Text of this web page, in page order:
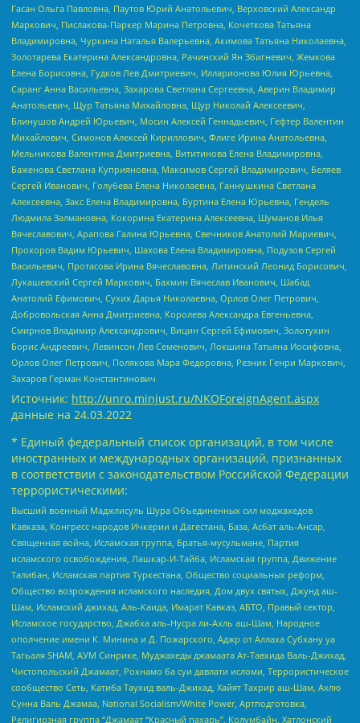
Гасан Ольга Павловна, Паутов Юрий Анатольевич, Верховский Александр
Маркович, Пислакова-Паркер Марина Петровна, Кочеткова Татьяна
Владимировна, Чуркина Наталья Валерьевна, Акимова Татьяна Николаевна,
Золотарева Екатерина Александровна, Рачинский Ян Збигневич, Жемкова
Елена Борисовна, Гудков Лев Дмитриевич, Илларионова Юлия Юрьевна,
Саранг Анна Васильевна, Захарова Светлана Сергеевна, Аверин Владимир
Анатольевич, Щур Татьяна Михайловна, Щур Николай Алексеевич,
Блинушов Андрей Юрьевич, Мосин Алексей Геннадьевич, Гефтер Валентин
Михайлович, Симонов Алексей Кириллович, Флиге Ирина Анатольевна,
Мельникова Валентина Дмитриевна, Вититинова Елена Владимировна,
Баженова Светлана Куприяновна, Максимов Сергей Владимирович, Беляев
Сергей Иванович, Голубева Елена Николаевна, Ганнушкина Светлана
Алексеевна, Закс Елена Владимировна, Буртина Елена Юрьевна, Гендель
Людмила Залмановна, Кокорина Екатерина Алексеевна, Шуманов Илья
Вячеславович, Арапова Галина Юрьевна, Свечников Анатолий Мариевич,
Прохоров Вадим Юрьевич, Шахова Елена Владимировна, Подузов Сергей
Васильевич, Протасова Ирина Вячеславовна, Литинский Леонид Борисович,
Лукашевский Сергей Маркович, Бахмин Вячеслав Иванович, Шабад
Анатолий Ефимович, Сухих Дарья Николаевна, Орлов Олег Петрович,
Добровольская Анна Дмитриевна, Королева Александра Евгеньевна,
Смирнов Владимир Александрович, Вицин Сергей Ефимович, Золотухин
Борис Андреевич, Левинсон Лев Семенович, Локшина Татьяна Иосифовна,
Орлов Олег Петрович, Полякова Мара Федоровна, Резник Генри Маркович,
Захаров Герман Константинович
Источник: http://unro.minjust.ru/NKOForeignAgent.aspx
данные на 24.03.2022
* Единый федеральный список организаций, в том числе
иностранных и международных организаций, признанных
в соответствии с законодательством Российской Федерации
террористическими:
Высший военный Маджлисуль Шура Объединенных сил моджахедов
Кавказа, Конгресс народов Ичкерии и Дагестана, База, Асбат аль-Ансар,
Священная война, Исламская группа, Братья-мусульмане, Партия
исламского освобождения, Лашкар-И-Тайба, Исламская группа, Движение
Талибан, Исламская партия Туркестана, Общество социальных реформ,
Общество возрождения исламского наследия, Дом двух святых, Джунд аш-
Шам, Исламский джихад, Аль-Каида, Имарат Кавказ, АБТО, Правый сектор,
Исламское государство, Джабха аль-Нусра ли-Ахль аш-Шам, Народное
ополчение имени К. Минина и Д. Пожарского, Аджр от Аллаха Субхану уа
Тагьаля SHAM, АУМ Синрике, Муджахеды джамаата Ат-Тавхида Валь-Джихад,
Чистопольский Джамаат, Рохнамо ба суи давлати исломи, Террористическое
сообщество Сеть, Катиба Таухид валь-Джихад, Хайят Тахрир аш-Шам, Ахлю
Сунна Валь Джамаа, National Socialism/White Power, Артподготовка,
Религиозная группа “Джамаат “Красный пахарь”, Колумбайн, Хатлонский